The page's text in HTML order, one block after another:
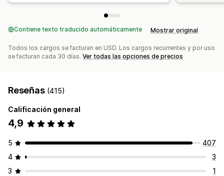
Contiene texto traducido automáticamente Mostrar original
Todos los cargos se facturan en USD. Los cargos recurrentes y por uso
se facturan cada 30 días. Ver todas las opciones de precios
Reseñas (415)
Calificación general
4,9
5
407
4
3
3
1